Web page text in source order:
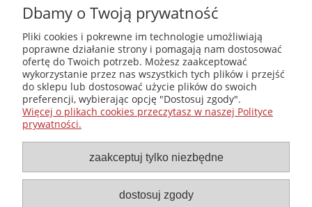
księgarni”
(edycja 2025-
2026)
Księgarnia-Galeria "Nieznany Świat" - internetowy sklep
ezoteryczny online
Zapraszamy również do odwiedzenia naszej księgarni
stacjonarnej przy ul. Kredytowej 2 w Warszawie
© Copyright 2014-2026 Wydawnictwo "Nieznany Świat"
Wszelkie prawa zastrzeżone
Dbamy o Twoją prywatność
Pliki cookies i pokrewne im technologie umożliwiają
poprawne działanie strony i pomagają nam dostosować
ofertę do Twoich potrzeb. Możesz zaakceptować
wykorzystanie przez nas wszystkich tych plików i przejść
do sklepu lub dostosować użycie plików do swoich
preferencji, wybierając opcję "Dostosuj zgody".
Więcej o plikach cookies przeczytasz w naszej Polityce
prywatności.
zaakceptuj tylko niezbędne
dostosuj zgody